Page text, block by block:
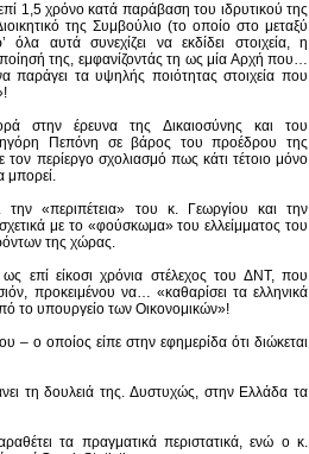
1,5 χρόνο κατά παράβαση του ιδρυτικού της
της Συμβούλιο (το οποίο στο μεταξύ
όλα αυτά συνεχίζει να εκδίδει στοιχεία, η
της, εμφανίζοντάς τη ως μία Αρχή που…
παράγει τα υψηλής ποιότητας στοιχεία που
στην έρευνα της Δικαιοσύνης και του
Πεπόνη σε βάρος του προέδρου της
περίεργο σχολιασμό πως κάτι τέτοιο μόνο
μπορεί.
την «περιπέτεια» του κ. Γεωργίου και την
με το «φούσκωμα» του ελλείμματος του
της χώρας.
επί είκοσι χρόνια στέλεχος του ΔΝΤ, που
προκειμένου να… «καθαρίσει τα ελληνικά
το υπουργείο των Οικονομικών»!
ο οποίος είπε στην εφημερίδα ότι διώκεται
τη δουλειά της. Δυστυχώς, στην Ελλάδα τα
τα πραγματικά περιστατικά, ενώ ο κ.